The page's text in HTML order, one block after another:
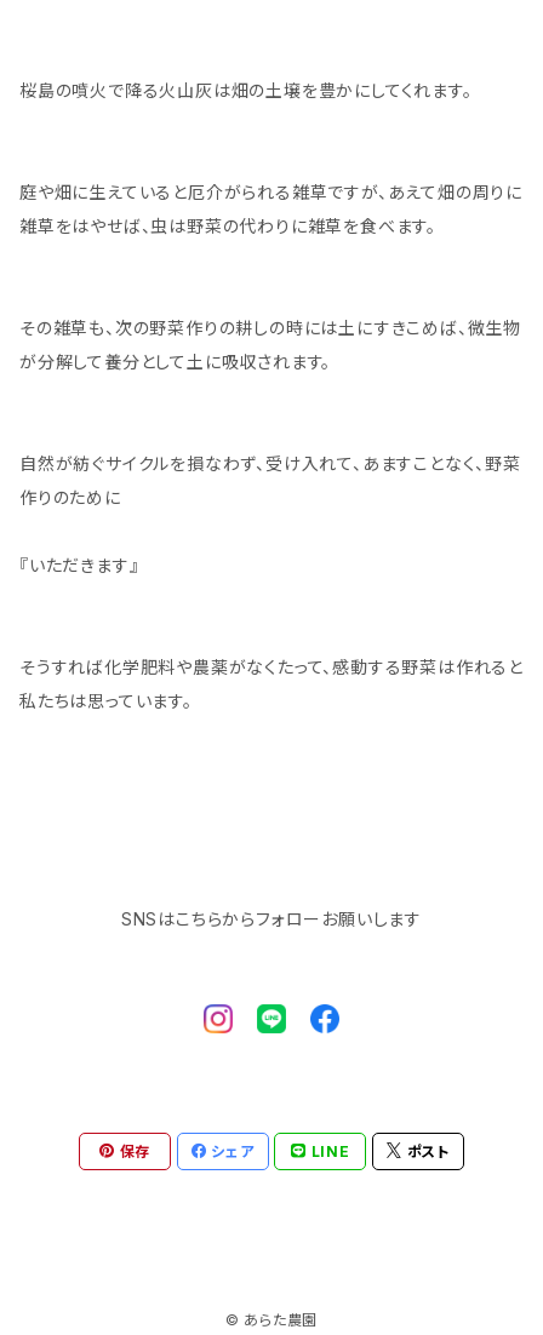
桜島の噴火で降る火山灰は畑の土壌を豊かにしてくれます。
庭や畑に生えていると厄介がられる雑草ですが、あえて畑の周りに
雑草をはやせば、虫は野菜の代わりに雑草を食べます。
その雑草も、次の野菜作りの耕しの時には土にすきこめば、微生物
が分解して養分として土に吸収されます。
自然が紡ぐサイクルを損なわず、受け入れて、あますことなく、野菜
作りのために
『いただきます』
そうすれば化学肥料や農薬がなくたって、感動する野菜は作れると
私たちは思っています。
SNSはこちらからフォローお願いします
保存 シェア LINE ポスト
© あらた農園